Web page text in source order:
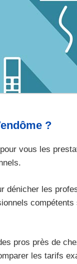
?
vous les
dénicher les
pros près de
les tarifs